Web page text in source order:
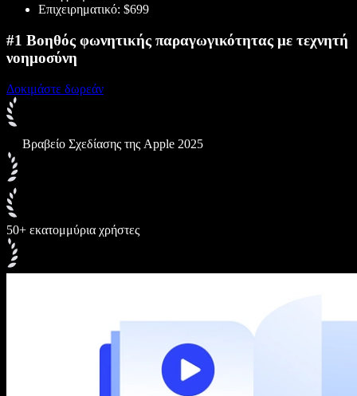
Επιχειρηματικό: $699
#1 Βοηθός φωνητικής παραγωγικότητας με τεχνητή
νοημοσύνη
Δοκιμάστε δωρεάν
Βραβείο Σχεδίασης της Apple 2025
50+ εκατομμύρια χρήστες